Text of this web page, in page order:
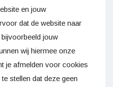
en jouw
dat de website naar
jouw
wij hiermee onze
je afmelden voor cookies
stellen dat deze geen